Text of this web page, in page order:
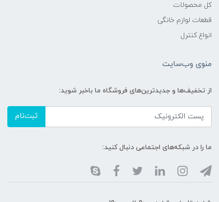
کل محصولات
قطعات لوازم خانگی
انواع کنترل
منوی وب‌سایت
از تخفیف‌ها و جدیدترین‌های فروشگاه ما باخبر شوید:
ثبت‌نام
ما را در شبکه‌های اجتماعی دنبال کنید: